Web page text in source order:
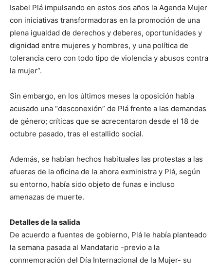
Isabel Plá impulsando en estos dos años la Agenda Mujer
con iniciativas transformadoras en la promoción de una
plena igualdad de derechos y deberes, oportunidades y
dignidad entre mujeres y hombres, y una política de
tolerancia cero con todo tipo de violencia y abusos contra
la mujer”.
Sin embargo, en los últimos meses la oposición había
acusado una “desconexión” de Plá frente a las demandas
de género; críticas que se acrecentaron desde el 18 de
octubre pasado, tras el estallido social.
Además, se habían hechos habituales las protestas a las
afueras de la oficina de la ahora exministra y Plá, según
su entorno, había sido objeto de funas e incluso
amenazas de muerte.
Detalles de la salida
De acuerdo a fuentes de gobierno, Plá le había planteado
la semana pasada al Mandatario -previo a la
conmemoración del Día Internacional de la Mujer- su